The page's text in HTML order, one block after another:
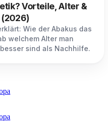
Vorteile, Alter &
Wie der Abakus das
welchem Alter man
sind als Nachhilfe.